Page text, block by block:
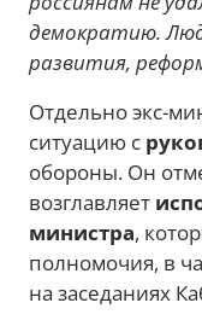
демократию.
развития,
Отдельно экс-
ситуацию с
обороны. Он
возглавляет
министра,
полномочия, в
на заседаниях